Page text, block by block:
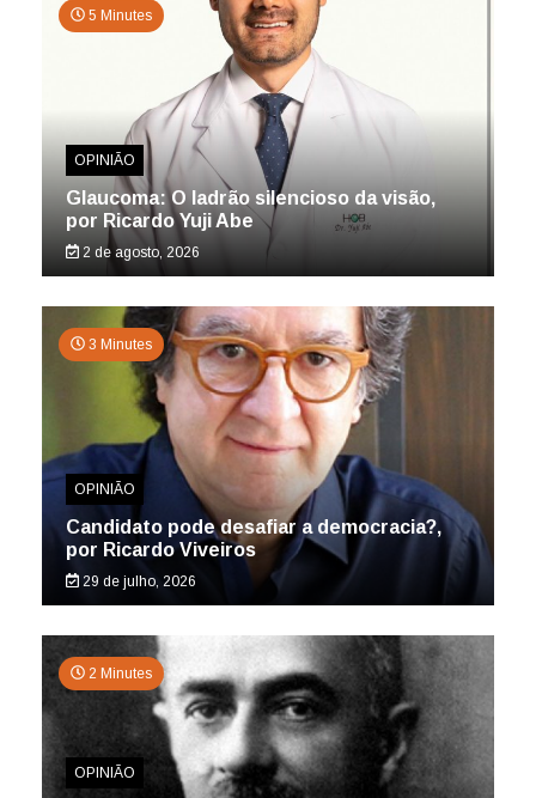
5 Minutes
OPINIÃO
Glaucoma: O ladrão silencioso da visão,
por Ricardo Yuji Abe
2 de agosto, 2026
3 Minutes
OPINIÃO
Candidato pode desafiar a democracia?,
por Ricardo Viveiros
29 de julho, 2026
2 Minutes
OPINIÃO